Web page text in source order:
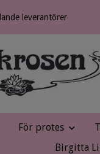
leverantörer
För protes
Birgitta